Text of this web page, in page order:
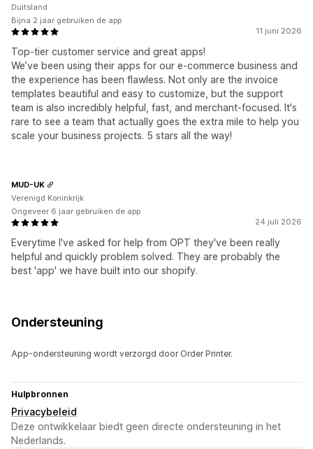
11 juni 2026
Top-tier customer service and great apps!
We’ve been using their apps for our e-commerce business and
the experience has been flawless. Not only are the invoice
templates beautiful and easy to customize, but the support
team is also incredibly helpful, fast, and merchant-focused. It's
rare to see a team that actually goes the extra mile to help you
scale your business projects. 5 stars all the way!
Duitsland
Bijna 2 jaar gebruiken de app
24 juli 2026
Everytime I've asked for help from OPT they've been really
helpful and quickly problem solved. They are probably the
best 'app' we have built into our shopify.
MUD-UK
Verenigd Koninkrijk
Ongeveer 6 jaar gebruiken de app
Ondersteuning
App-ondersteuning wordt verzorgd door Order Printer.
Hulpbronnen
Privacybeleid
Deze ontwikkelaar biedt geen directe ondersteuning in het
Nederlands.